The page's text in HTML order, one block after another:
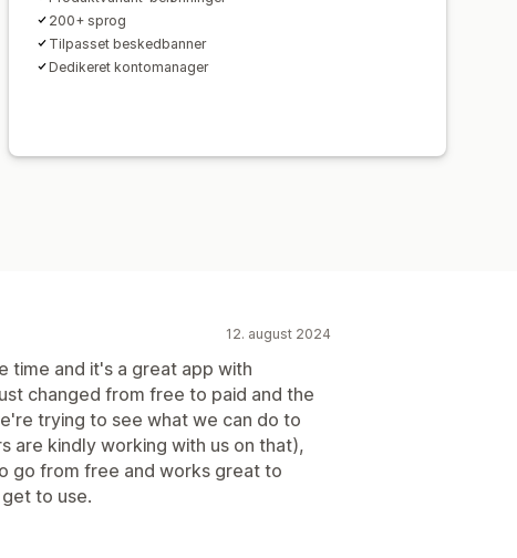
200+ sprog
Tilpasset beskedbanner
Dedikeret kontomanager
12. august 2024
time and it's a great app with
changed from free to paid and the
trying to see what we can do to
are kindly working with us on that),
go from free and works great to
to use.